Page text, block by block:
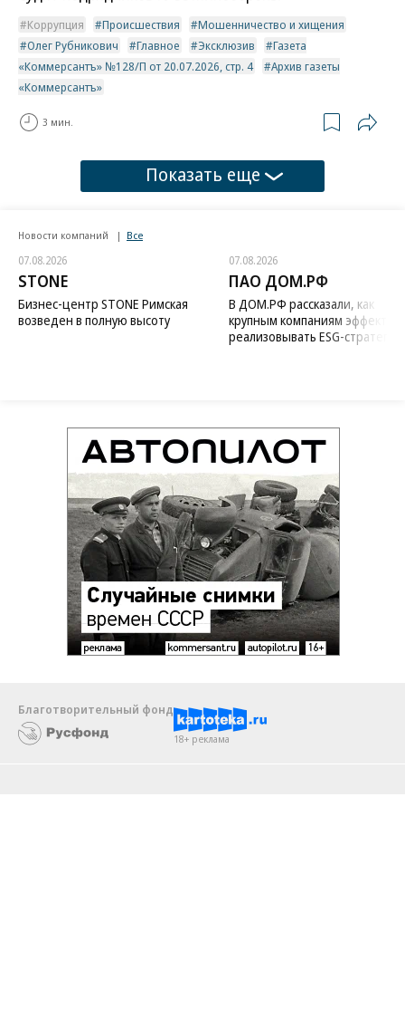
Коррупция Происшествия
Мошенничество и хищения
Олег Рубникович
Главное Эксклюзив
Газета
«Коммерсантъ» №128/П от 20.07.2026, стр. 4
Архив газеты
«Коммерсантъ»
3 мин.
Показать еще
Новости компаний Все
07.08.2026
STONE
Бизнес-центр STONE Римская
возведен в полную высоту
07.08.2026
ПАО ДОМ.РФ
В ДОМ.РФ рассказали, как
крупным компаниям
реализовывать ESG-стратегию
Благотворительный фонд
18+ реклама